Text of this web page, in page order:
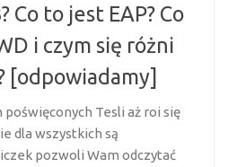
Co to jest EAP? Co
i czym się różni
[odpowiadamy]
poświęconych Tesli aż roi się
dla wszystkich są
pozwoli Wam odczytać